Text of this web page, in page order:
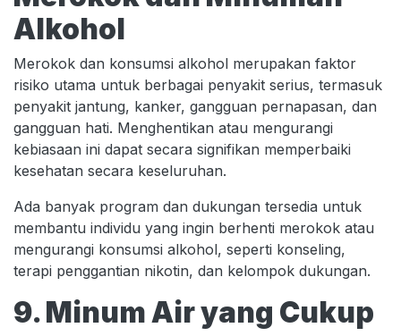
Alkohol
Merokok dan konsumsi alkohol merupakan faktor
risiko utama untuk berbagai penyakit serius, termasuk
penyakit jantung, kanker, gangguan pernapasan, dan
gangguan hati. Menghentikan atau mengurangi
kebiasaan ini dapat secara signifikan memperbaiki
kesehatan secara keseluruhan.
Ada banyak program dan dukungan tersedia untuk
membantu individu yang ingin berhenti merokok atau
mengurangi konsumsi alkohol, seperti konseling,
terapi penggantian nikotin, dan kelompok dukungan.
9. Minum Air yang Cukup